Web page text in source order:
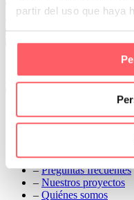
partir del uso que haya
c/ Madrid nº 87 Local 1 y
91 498 08 97
699 241 888
info@cortinassanmar.es
VER CATÁLOGO
Nuestros servicios
Servicios
–Qué y cómo lo
–Preguntas frecuentes
– Nuestros proyectos
– Quiénes somos